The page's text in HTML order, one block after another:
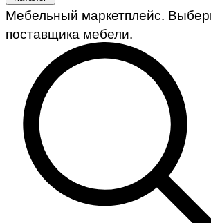
Мебельный маркетплейс.
поставщика мебели.